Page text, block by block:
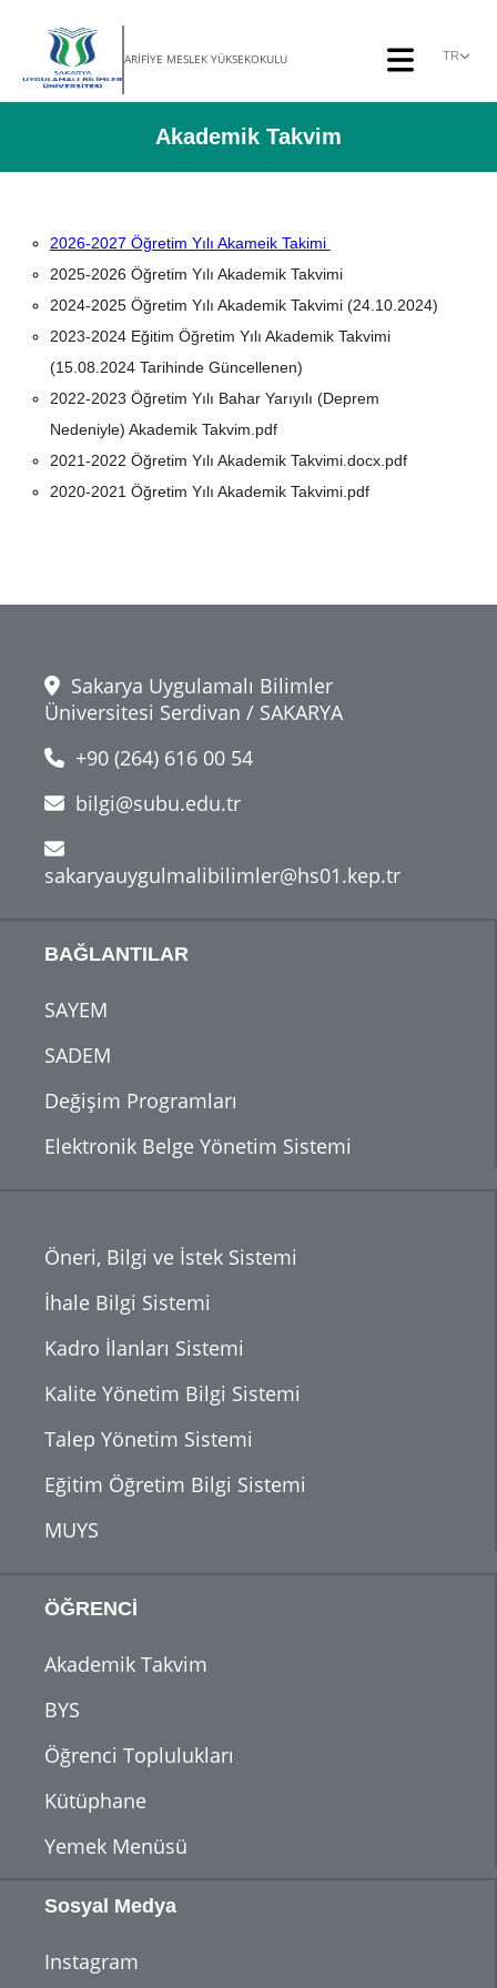
ARİFİYE MESLEK YÜKSEKOKULU TR
Akademik Takvim
2026-2027 Öğretim Yılı Akameik Takimi
2025-2026 Öğretim Yılı Akademik Takvimi
2024-2025 Öğretim Yılı Akademik Takvimi (24.10.2024)
2023-2024 Eğitim Öğretim Yılı Akademik Takvimi
(15.08.2024 Tarihinde Güncellenen)
2022-2023 Öğretim Yılı Bahar Yarıyılı (Deprem
Nedeniyle) Akademik Takvim.pdf
2021-2022 Öğretim Yılı Akademik Takvimi.docx.pdf
2020-2021 Öğretim Yılı Akademik Takvimi.pdf
Sakarya Uygulamalı Bilimler
Üniversitesi Serdivan / SAKARYA
+90 (264) 616 00 54
bilgi@subu.edu.tr
sakaryauygulmalibilimler@hs01.kep.tr
BAĞLANTILAR
SAYEM
SADEM
Değişim Programları
Elektronik Belge Yönetim Sistemi
Öneri, Bilgi ve İstek Sistemi
İhale Bilgi Sistemi
Kadro İlanları Sistemi
Kalite Yönetim Bilgi Sistemi
Talep Yönetim Sistemi
Eğitim Öğretim Bilgi Sistemi
MUYS
ÖĞRENCİ
Akademik Takvim
BYS
Öğrenci Toplulukları
Kütüphane
Yemek Menüsü
Sosyal Medya
Instagram